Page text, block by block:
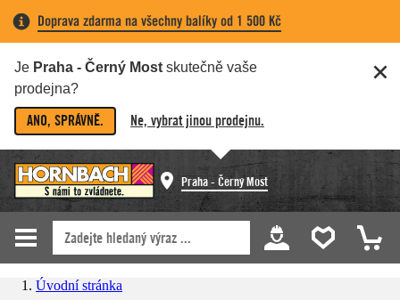
Doprava zdarma na všechny balíky od 1 500 Kč
Je Praha - Černý Most skutečně vaše
prodejna?
ANO, SPRÁVNĚ. Ne, vybrat jinou prodejnu.
Praha - Černý Most
Úvodní stránka